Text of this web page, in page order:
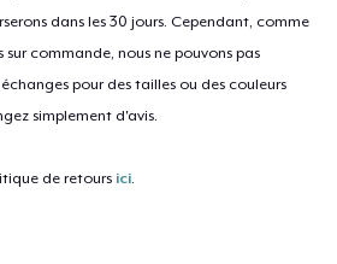
dans les 30 jours. Cependant, comme
commande, nous ne pouvons pas
pour des tailles ou des couleurs
simplement d'avis.
de retours ici